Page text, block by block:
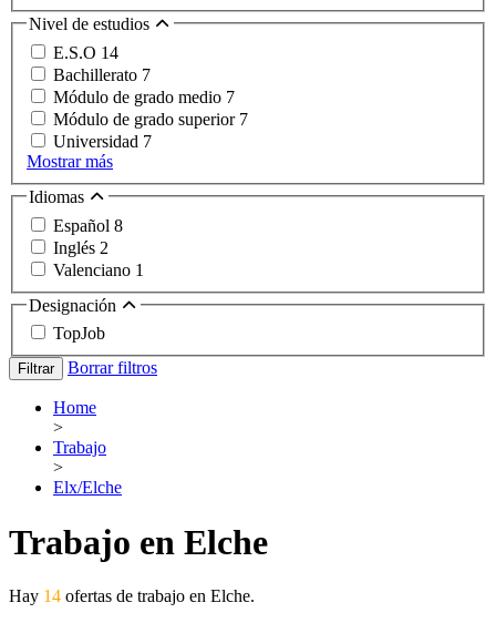
Nivel de estudios
E.S.O 14
Bachillerato 7
Módulo de grado medio 7
Módulo de grado superior 7
Universidad 7
Mostrar más
Idiomas
Español 8
Inglés 2
Valenciano 1
Designación
TopJob
Filtrar Borrar filtros
Home
>
Trabajo
>
Elx/Elche
Trabajo en Elche
Hay 14 ofertas de trabajo en Elche.